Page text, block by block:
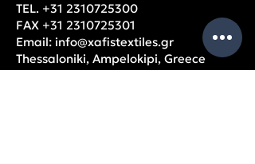
TEL. +31 2310725300
FAX +31 2310725301
Email: info@xafistextiles.gr
Thessaloniki, Ampelokipi, Greece